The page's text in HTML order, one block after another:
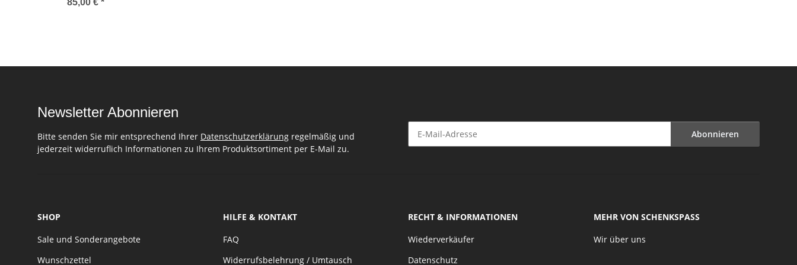
Newsletter Abonnieren
Bitte senden Sie mir entsprechend Ihrer Datenschutzerklärung regelmäßig und
jederzeit widerruflich Informationen zu Ihrem Produktsortiment per E-Mail zu.
Abonnieren
SHOP
Sale und Sonderangebote
Wunschzettel
HILFE & KONTAKT
FAQ
Widerrufsbelehrung / Umtausch
RECHT & INFORMATIONEN
Wiederverkäufer
Datenschutz
MEHR VON SCHENKSPASS
Wir über uns